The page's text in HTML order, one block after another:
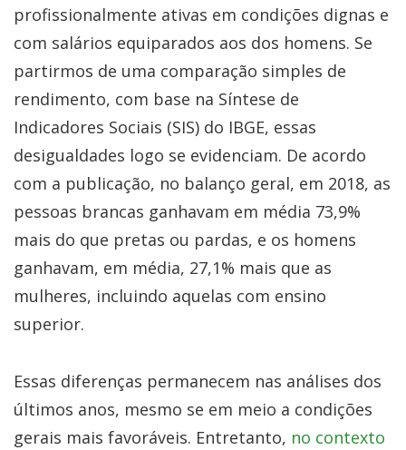
profissionalmente ativas em condições dignas e
com salários equiparados aos dos homens. Se
partirmos de uma comparação simples de
rendimento, com base na Síntese de
Indicadores Sociais (SIS) do IBGE, essas
desigualdades logo se evidenciam. De acordo
com a publicação, no balanço geral, em 2018, as
pessoas brancas ganhavam em média 73,9%
mais do que pretas ou pardas, e os homens
ganhavam, em média, 27,1% mais que as
mulheres, incluindo aquelas com ensino
superior.
Essas diferenças permanecem nas análises dos
últimos anos, mesmo se em meio a condições
gerais mais favoráveis. Entretanto, no contexto